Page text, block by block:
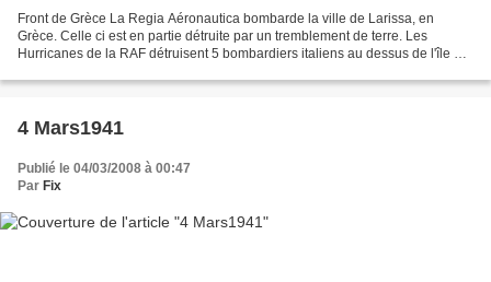
Front de Grèce La Regia Aéronautica bombarde la ville de Larissa, en
Grèce. Celle ci est en partie détruite par un tremblement de terre. Les
Hurricanes de la RAF détruisent 5 bombardiers italiens au dessus de l'île de
4 Mars1941
Publié le 04/03/2008 à 00:47
Par Fix